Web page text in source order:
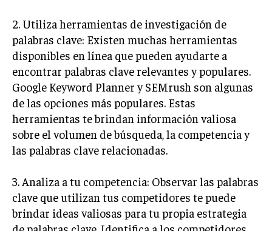
TRANSFORMACIÓN DIGITAL
ANALÍTICA EMPRESARIAL Y BUSINESS
INTELLIGENCE
CIBERSEGURIDAD EMPRESARIAL
ESTRATEGIA
EMPRESAS FAMILIARES Y SUCESIÓN
GESTIÓN DEL RIESGO EMPRESARIAL
NEGOCIACIÓN Y RESOLUCIÓN DE CONFLICTOS
DERECHO EMPRESARIAL Y REGULACIONES
ÉXITO EMPRESARIAL Y CASOS DE ESTUDIO
2. Utiliza herramientas de investigación de
palabras clave: Existen muchas herramientas
disponibles en línea que pueden ayudarte a
encontrar palabras clave relevantes y populares.
Google Keyword Planner y SEMrush son algunas
de las opciones más populares. Estas
herramientas te brindan información valiosa
sobre el volumen de búsqueda, la competencia y
las palabras clave relacionadas.
3. Analiza a tu competencia: Observar las palabras
clave que utilizan tus competidores te puede
brindar ideas valiosas para tu propia estrategia